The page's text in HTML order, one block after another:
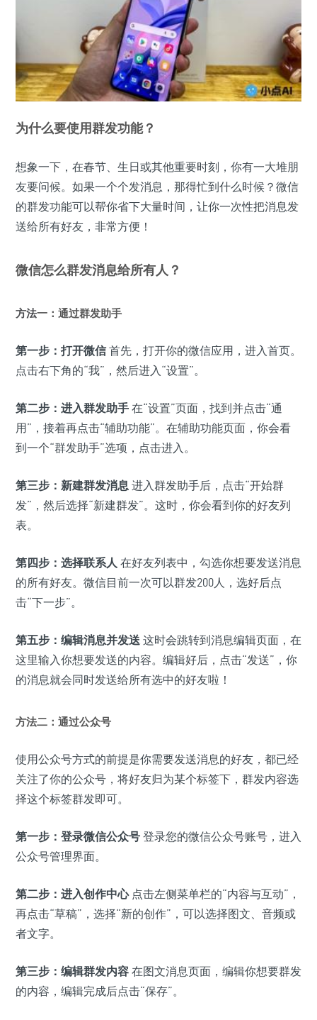
为什么要使用群发功能？
想象一下，在春节、生日或其他重要时刻，你有一大堆朋
友要问候。如果一个个发消息，那得忙到什么时候？微信
的群发功能可以帮你省下大量时间，让你一次性把消息发
送给所有好友，非常方便！
微信怎么群发消息给所有人？
方法一：通过群发助手
第一步：打开微信 首先，打开你的微信应用，进入首页。
点击右下角的“我”，然后进入“设置”。
第二步：进入群发助手 在“设置”页面，找到并点击“通
用”，接着再点击“辅助功能”。在辅助功能页面，你会看
到一个“群发助手”选项，点击进入。
第三步：新建群发消息 进入群发助手后，点击“开始群
发”，然后选择“新建群发”。这时，你会看到你的好友列
表。
第四步：选择联系人 在好友列表中，勾选你想要发送消息
的所有好友。微信目前一次可以群发200人，选好后点
击“下一步”。
第五步：编辑消息并发送 这时会跳转到消息编辑页面，在
这里输入你想要发送的内容。编辑好后，点击“发送”，你
的消息就会同时发送给所有选中的好友啦！
方法二：通过公众号
使用公众号方式的前提是你需要发送消息的好友，都已经
关注了你的公众号，将好友归为某个标签下，群发内容选
择这个标签群发即可。
第一步：登录微信公众号 登录您的微信公众号账号，进入
公众号管理界面。
第二步：进入创作中心点击左侧菜单栏的“内容与互动”，
再点击“草稿”，选择“新的创作”，可以选择图文、音频或
者文字。
第三步：编辑群发内容 在图文消息页面，编辑你想要群发
的内容，编辑完成后点击“保存”。